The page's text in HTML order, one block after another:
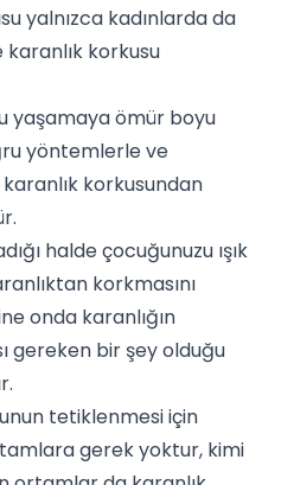
yalnızca kadınlarda da
korkusu
yaşamaya ömür boyu
yöntemlerle ve
korkusundan
halde çocuğunuzu ışık
korkmasını
onda karanlığın
gereken bir şey olduğu
tetiklenmesi için
gerek yoktur, kimi